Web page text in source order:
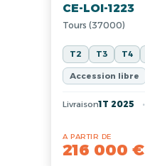
CE-LOI-1223
Tours (37000)
T2 T3 T4
Accession libre
Livraison1T 2025
A PARTIR DE
216 000 €